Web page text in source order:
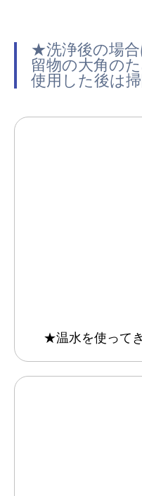
★洗浄後の場合
留物の大角の
使用した後は
★温水を使って